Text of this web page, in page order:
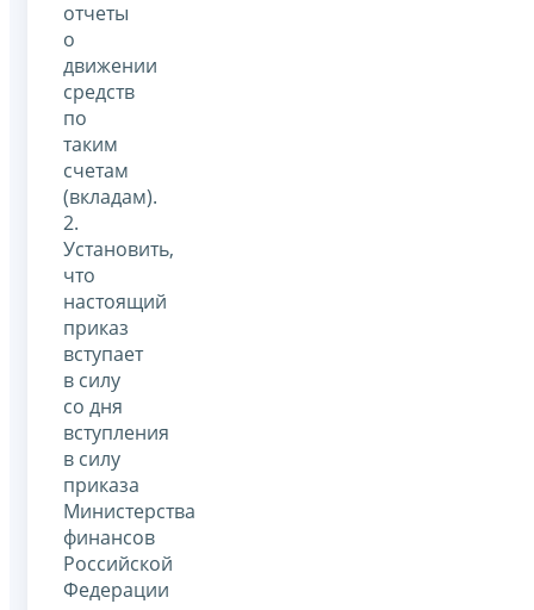
отчеты
о
движении
средств
по
таким
счетам
(вкладам).
2.
Установить,
что
настоящий
приказ
вступает
в силу
со дня
вступления
в силу
приказа
Министерства
финансов
Российской
Федерации